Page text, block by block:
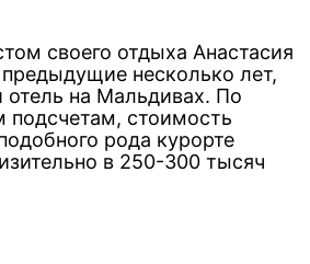
своего отдыха Анастасия
несколько лет,
на Мальдивах. По
подсчетам, стоимость
рода курорте
в 250-300 тысяч